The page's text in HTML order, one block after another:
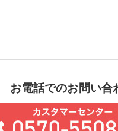
お電話でのお問い合